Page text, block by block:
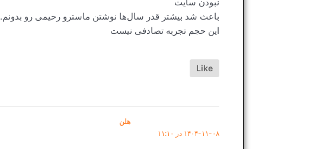
باعث شد بیشتر قدر سال‌ها نوشتن ماسترو رحیمی رو بدونم.
این حجم تجربه تصادفی نیست
Like
هلن
۱۴۰۴-۱۱-۰۸ در ۱۱:۱۰